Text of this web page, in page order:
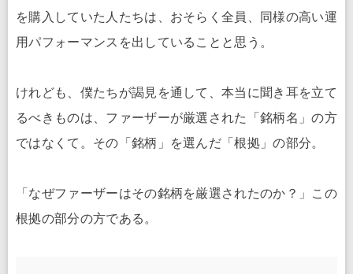
を購入していた人たちは、おそらく全員、同様の高い運
用パフォーマンスを出していることと思う。
けれども、僕たちが謁見を通して、本当に聞き耳を立て
るべきものは、ファーザーが厳選された「銘柄名」の方
ではなくて。その「銘柄」を選んだ「根拠」の部分。
「なぜファーザーはその銘柄を厳選されたのか？」この
根拠の部分の方である。